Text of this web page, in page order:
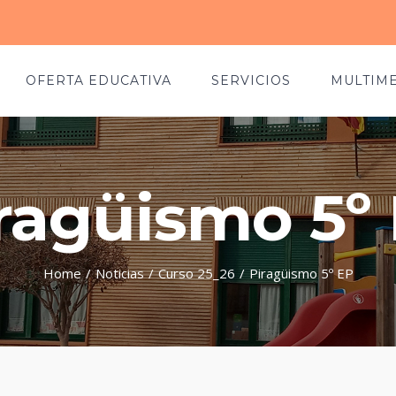
OFERTA EDUCATIVA SERVICIOS
5º
Home / Noticias / Curso 25_26 / Piragüismo 5º EP